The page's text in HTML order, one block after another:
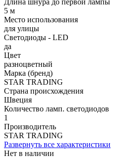
5 м
Место использования
для улицы
Светодиоды - LED
да
Цвет
разноцветный
Марка (бренд)
STAR TRADING
Страна происхождения
Швеция
Количество ламп. светодиодов
1
Производитель
STAR TRADING
Развернуть все характеристики
Нет в наличии